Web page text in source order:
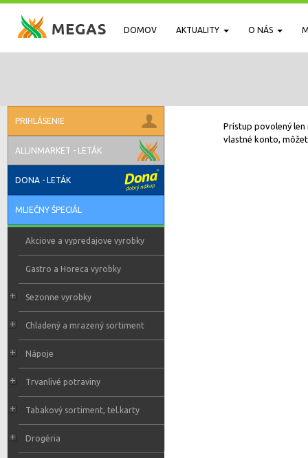
DOMOV AKTUALITY O NÁS
PRIHLÁSENIE
ALLINMARKET - LETÁK
DONA - LETÁK
MLIEČNY ŠPECIÁL
Akciove a vypredajove vyrobky
Gastro a Horeca vyrobky
Sezonne vyrobky
Chladený a mrazený sortiment
Nápoje
Trvanlivé potraviny
Tabakový sortiment, tel.karty
Drogéria
Prístup povolený len
vlastné konto,